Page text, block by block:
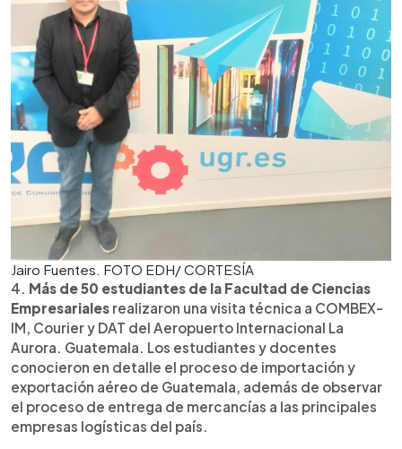
Jairo Fuentes. FOTO EDH/ CORTESÍA
4. Más de 50 estudiantes de la Facultad de Ciencias
Empresariales realizaron una visita técnica a COMBEX-
IM, Courier y DAT del Aeropuerto Internacional La
Aurora. Guatemala. Los estudiantes y docentes
conocieron en detalle el proceso de importación y
exportación aéreo de Guatemala, además de observar
el proceso de entrega de mercancías a las principales
empresas logísticas del país.